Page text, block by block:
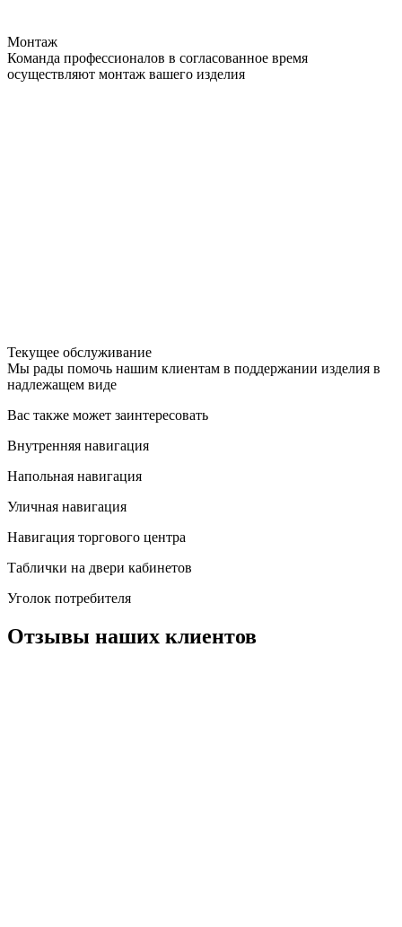
Монтаж
Команда профессионалов в согласованное время
осуществляют монтаж вашего изделия
Текущее обслуживание
Мы рады помочь нашим клиентам в поддержании изделия в
надлежащем виде
Вас также может заинтересовать
Внутренняя навигация
Напольная навигация
Уличная навигация
Навигация торгового центра
Таблички на двери кабинетов
Уголок потребителя
Отзывы наших клиентов